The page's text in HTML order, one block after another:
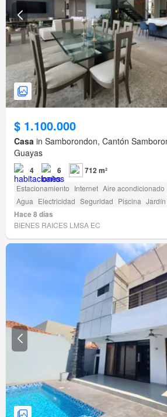
$ 1.100.000
Casa in Samborondon, Cantón
Guayas
4 6 712 m²
Estacionamiento Internet Aire acondicionado
Agua Electricidad Seguridad Piscina Jardín
Hace 8 días
BIENES RAICES LMSA EC